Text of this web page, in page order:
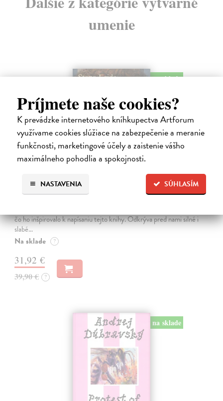
Príjmete naše cookies?
K prevádzke internetového kníhkupectva Artforum
využívame cookies slúžiace na zabezpečenie a meranie
funkčnosti, marketingové účely a zaistenie vášho
maximálneho pohodlia a spokojnosti.
SÚHLASÍM
NASTAVENIA
umenie
na sklade
Posledná večera Leonarda z Vinci
Lajda Stano| Kniha
čo ho inšpirovalo k napísaniu tejto knihy. Odkrýva pred nami silné i
slabé…
Na sklade ?
31,92 €
39,90 € ?
na sklade